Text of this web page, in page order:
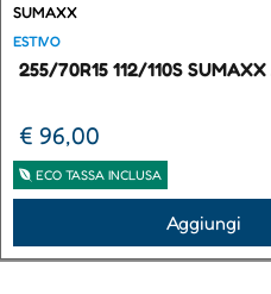
SUMAXX
ESTIVO
255/70R15 112/110S
€ 96,00
ECO TASSA INCLUSA
Aggiungi